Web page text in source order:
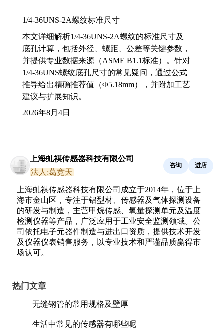
1/4-36UNS-2A螺纹标准尺寸
本文详细解析1/4-36UNS-2A螺纹的标准尺寸及
底孔计算，包括外径、螺距、公差等关键参数，
并提供专业数据来源（ASME B1.1标准）。针对
1/4-36UNS螺纹底孔尺寸的常见疑问，通过公式
推导给出精确推荐值（Φ5.18mm），并附加工艺
建议与扩展知识。
2026年8月4日
上海虬祺传感器科技有限公司
法人:葛竞天
咨询 进店
上海虬祺传感器科技有限公司成立于2014年，位于上
海市金山区，专注于铝型材、传感器及气体探测设备
的研发与制造，主营甲烷传感、氧量探测单元及温度
检测仪器等产品，广泛应用于工业安全监测领域。公
司依托电子元器件制造与进出口资质，提供技术开发
及仪器仪表销售服务，以专业技术和严谨品质赢得市
场认可。
热门文章
无缝钢管的常用规格及壁厚
生活中常见的传感器有哪些呢